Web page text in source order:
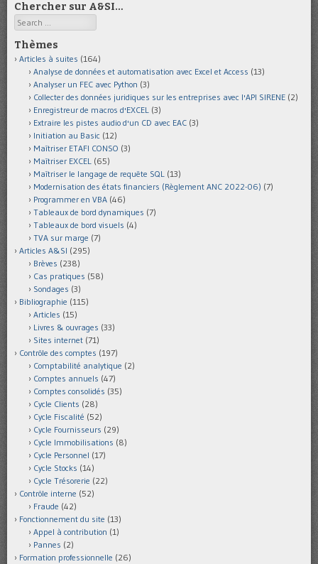
Chercher sur A&SI…
Search
Thèmes
Articles à suites (164)
Analyse de données et automatisation avec Excel et Access (13)
Analyser un FEC avec Python (3)
Collecter des données juridiques sur les entreprises avec l'API SIRENE (2)
Enregistreur de macros d'EXCEL (3)
Extraire les pistes audio d'un CD avec EAC (3)
Initiation au Basic (12)
Maîtriser ETAFI CONSO (3)
Maîtriser EXCEL (65)
Maîtriser le langage de requête SQL (13)
Modernisation des états financiers (Règlement ANC 2022-06) (7)
Programmer en VBA (46)
Tableaux de bord dynamiques (7)
Tableaux de bord visuels (4)
TVA sur marge (7)
Articles A&SI (295)
Brèves (238)
Cas pratiques (58)
Sondages (3)
Bibliographie (115)
Articles (15)
Livres & ouvrages (33)
Sites internet (71)
Contrôle des comptes (197)
Comptabilité analytique (2)
Comptes annuels (47)
Comptes consolidés (35)
Cycle Clients (28)
Cycle Fiscalité (52)
Cycle Fournisseurs (29)
Cycle Immobilisations (8)
Cycle Personnel (17)
Cycle Stocks (14)
Cycle Trésorerie (22)
Contrôle interne (52)
Fraude (42)
Fonctionnement du site (13)
Appel à contribution (1)
Pannes (2)
Formation professionnelle (26)